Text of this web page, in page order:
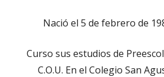
Nació el 5 de febrero de
Curso sus estudios de
C.O.U. En el Colegio San